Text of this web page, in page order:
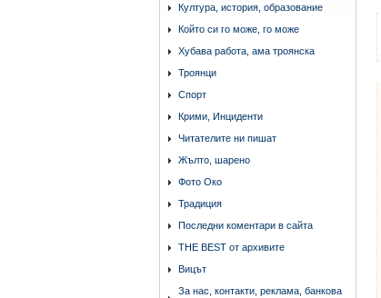
Култура, история, образование
Който си го може, го може
Хубава работа, ама троянска
Троянци
Спорт
Крими, Инциденти
Читателите ни пишат
Жълто, шарено
Фото Око
Традиция
Последни коментари в сайта
THE BEST от архивите
Вицът
За нас, контакти, реклама, банкова